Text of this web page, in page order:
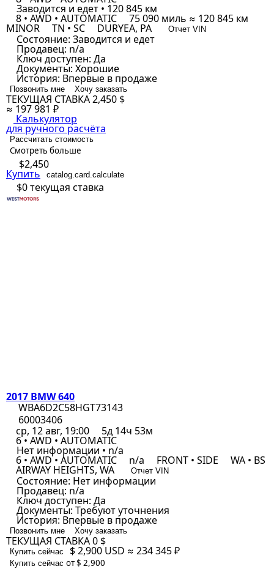
Заводится и едет • 120 845 км
8 • AWD • AUTOMATIC 75 090 миль ≈ 120 845 км
MINOR TN • SC DURYEA, PA Отчет VIN
Состояние: Заводится и едет
Продавец: n/a
Ключ доступен: Да
Документы: Хорошие
История: Впервые в продаже
Позвонить мне Хочу заказать
ТЕКУЩАЯ СТАВКА2,450 $
≈ 197 981 ₽
Калькулятор
для ручного расчёта
Рассчитать стоимость
Смотреть больше
$2,450
Купить catalog.card.calculate
$0текущая ставка
2017 BMW 640
WBA6D2C58HGT73143
60003406
ср, 12 авг, 19:00
5д 14ч 53м
6 • AWD • AUTOMATIC
Нет информации • n/a
6 • AWD • AUTOMATIC n/a FRONT • SIDE WA • BS
AIRWAY HEIGHTS, WA Отчет VIN
Состояние: Нет информации
Продавец: n/a
Ключ доступен: Да
Документы: Требуют уточнения
История: Впервые в продаже
Позвонить мне Хочу заказать
ТЕКУЩАЯ СТАВКА0 $
Купить сейчас $ 2,900 USD ≈ 234 345 ₽
Купить сейчас от $ 2,900